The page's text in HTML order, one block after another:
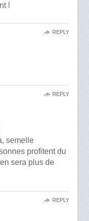
!
REPLY
semelle
profitent du
sera plus de
REPLY
REPLY